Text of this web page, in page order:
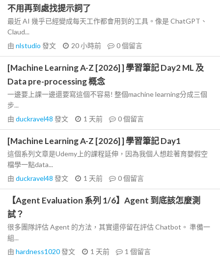
不用再到處找提示詞了
最近 AI 幾乎已經變成每天工作都會用到的工具。像是 ChatGPT、
Claud...
由 nlstudio 發文 20 小時前 0個留言
[Machine Learning A-Z [2026] ] 學習筆記 Day2 ML 及
Data pre-processing 概念
一邊要上課一邊還要寫這個不容易! 整個machine learning分成三個
步...
由 duckravel48 發文 1 天前 0個留言
[Machine Learning A-Z [2026] ] 學習筆記 Day1
這個系列文章是Udemy上的課程延伸，因為我個人想趁著育嬰假空
檔學一點data...
由 duckravel48 發文 1 天前 0個留言
【Agent Evaluation 系列 1/6】Agent 到底該怎麼測
試？
很多團隊評估 Agent 的方法，其實還停留在評估 Chatbot。 準備一
組...
由 hardness1020發文 1 天前 1 個留言